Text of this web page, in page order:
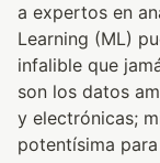
a expertos en
Learning (ML)
infalible que
son los datos
y electrónicas;
potentísima